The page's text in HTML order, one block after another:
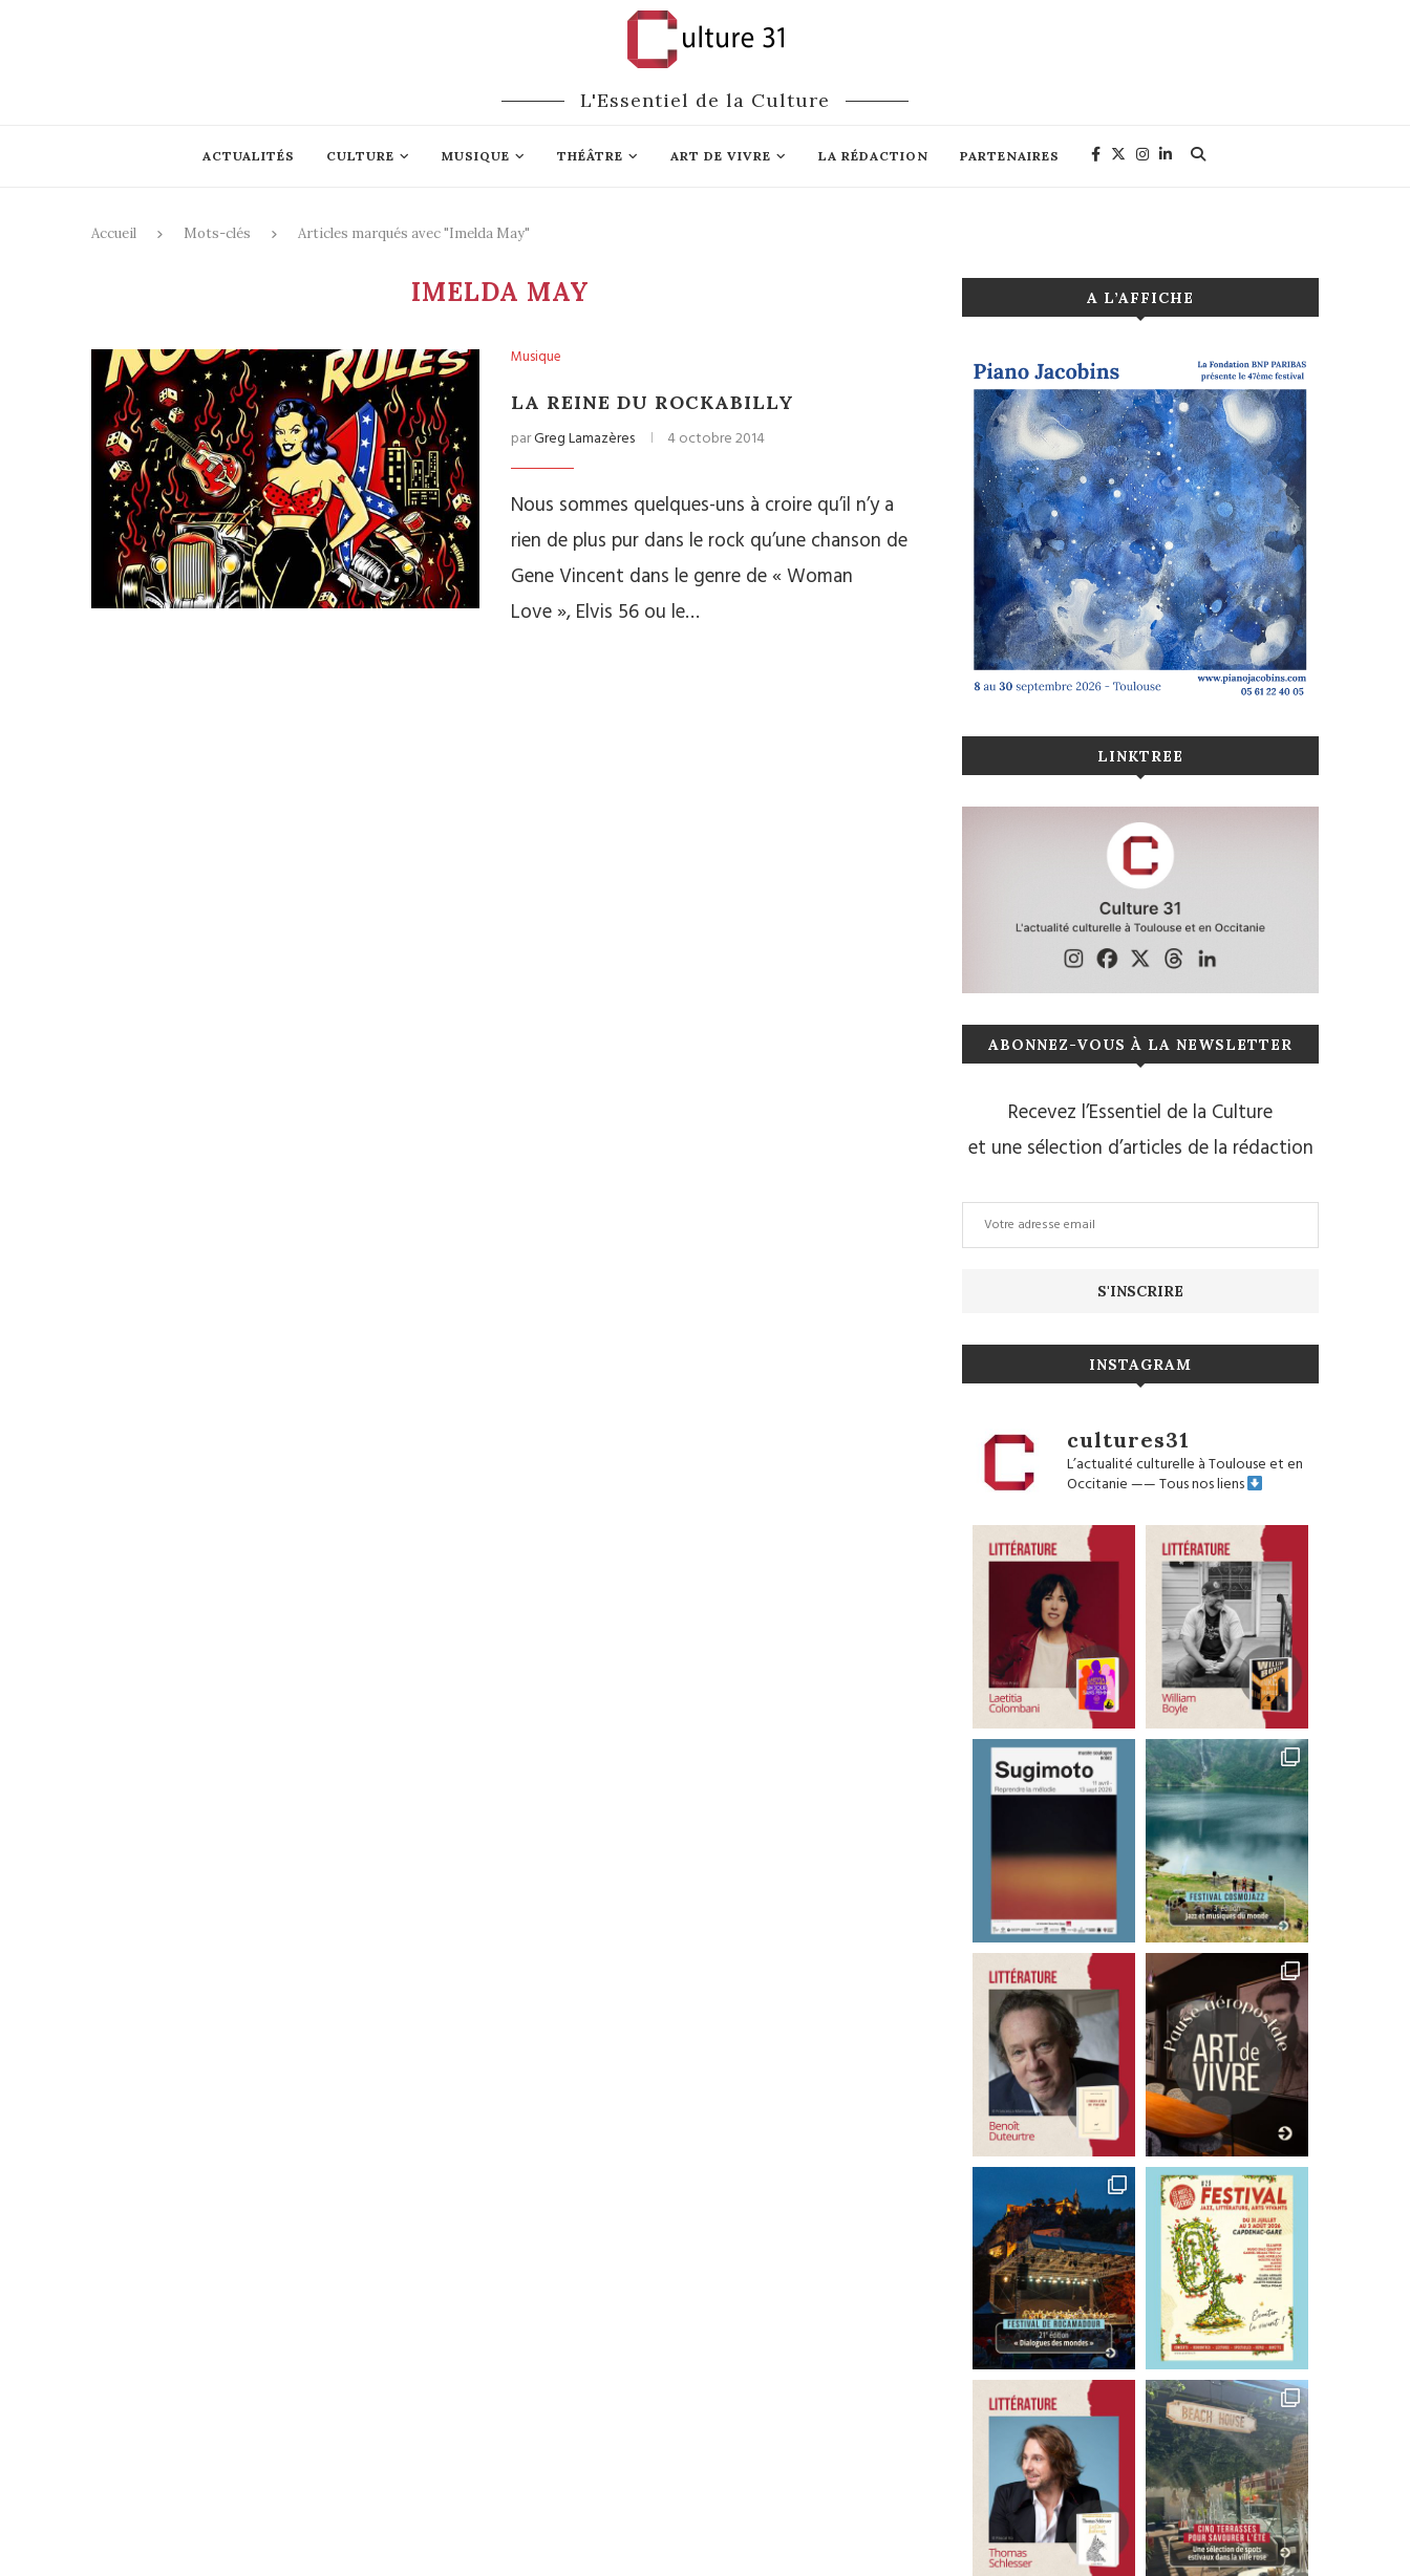
L'Essentiel de la Culture
ACTUALITÉS CULTURE MUSIQUE THÉÂTRE ART DE VIVRE LA RÉDACTION PARTENAIRES
Accueil Mots-clés Articles marqués avec "Imelda May"
IMELDA MAY
Musique
LA REINE DU ROCKABILLY
parGreg Lamazères 4 octobre 2014
Nous sommes quelques-uns à croire qu’il n’y a
rien de plus pur dans le rock qu’une chanson de
Gene Vincent dans le genre de « Woman
Love », Elvis 56 ou le…
A L’AFFICHE
LINKTREE
ABONNEZ-VOUS À LA NEWSLETTER
Recevez l’Essentiel de la Culture
et une sélection d’articles de la rédaction
INSTAGRAM
cultures31
L’actualité culturelle à Toulouse et en
Occitanie——Tous nos liens